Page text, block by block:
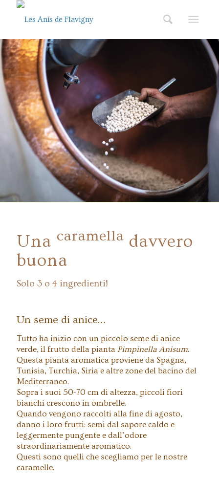
Una caramella davvero
buona
Solo 3 o 4 ingredienti!
Un seme di anice…
Tutto ha inizio con un piccolo seme di anice
verde, il frutto della pianta Pimpinella Anisum.
Questa pianta aromatica proviene da Spagna,
Tunisia, Turchia, Siria e altre zone del bacino del
Mediterraneo.
Sopra i suoi 50-70 cm di altezza, piccoli fiori
bianchi crescono in ombrelle.
Quando vengono raccolti alla fine di agosto,
danno i loro frutti: semi dal sapore caldo e
leggermente pungente e dall’odore
straordinariamente aromatico.
Questi sono quelli che scegliamo per le nostre
caramelle.